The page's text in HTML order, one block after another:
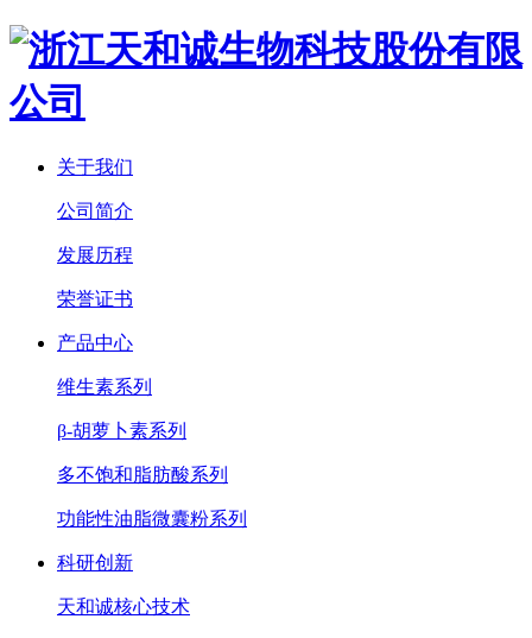
关于我们
公司简介
发展历程
荣誉证书
产品中心
维生素系列
β-胡萝卜素系列
多不饱和脂肪酸系列
功能性油脂微囊粉系列
科研创新
天和诚核心技术